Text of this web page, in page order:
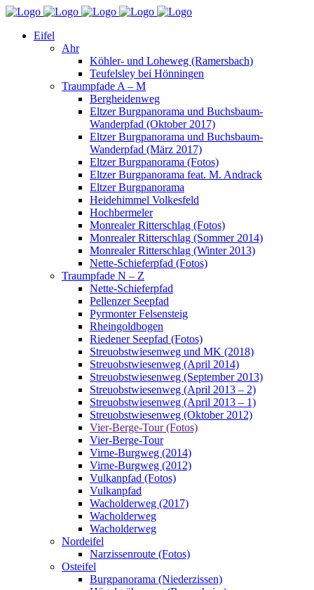
Eifel
Ahr
Köhler- und Loheweg (Ramersbach)
Teufelsley bei Hönningen
Traumpfade A – M
Bergheidenweg
Eltzer Burgpanorama und Buchsbaum-
Wanderpfad (Oktober 2017)
Eltzer Burgpanorama und Buchsbaum-
Wanderpfad (März 2017)
Eltzer Burgpanorama (Fotos)
Eltzer Burgpanorama feat. M. Andrack
Eltzer Burgpanorama
Heidehimmel Volkesfeld
Hochbermeler
Monrealer Ritterschlag (Fotos)
Monrealer Ritterschlag (Sommer 2014)
Monrealer Ritterschlag (Winter 2013)
Nette-Schieferpfad (Fotos)
Traumpfade N – Z
Nette-Schieferpfad
Pellenzer Seepfad
Pyrmonter Felsensteig
Rheingoldbogen
Riedener Seepfad (Fotos)
Streuobstwiesenweg und MK (2018)
Streuobstwiesenweg (April 2014)
Streuobstwiesenweg (September 2013)
Streuobstwiesenweg (April 2013 – 2)
Streuobstwiesenweg (April 2013 – 1)
Streuobstwiesenweg (Oktober 2012)
Vier-Berge-Tour (Fotos)
Vier-Berge-Tour
Virne-Burgweg (2014)
Virne-Burgweg (2012)
Vulkanpfad (Fotos)
Vulkanpfad
Wacholderweg (2017)
Wacholderweg
Wacholderweg
Nordeifel
Narzissenroute (Fotos)
Osteifel
Burgpanorama (Niederzissen)